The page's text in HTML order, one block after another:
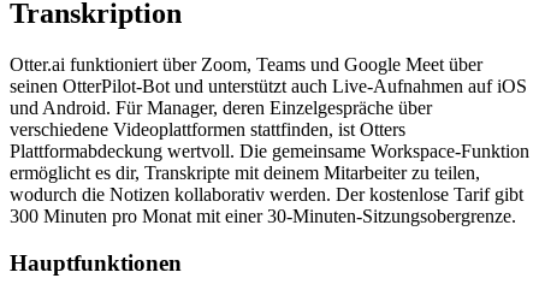
Transkription
Otter.ai funktioniert über Zoom, Teams und Google Meet über
seinen OtterPilot-Bot und unterstützt auch Live-Aufnahmen auf iOS
und Android. Für Manager, deren Einzelgespräche über
verschiedene Videoplattformen stattfinden, ist Otters
Plattformabdeckung wertvoll. Die gemeinsame Workspace-Funktion
ermöglicht es dir, Transkripte mit deinem Mitarbeiter zu teilen,
wodurch die Notizen kollaborativ werden. Der kostenlose Tarif gibt
300 Minuten pro Monat mit einer 30-Minuten-Sitzungsobergrenze.
Hauptfunktionen